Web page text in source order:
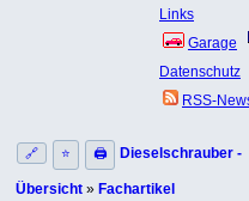
Links
Garage
Datenschutz
RSS-
🔗 ⭐ 🖨 Dieselschrauber -
Übersicht » Fachartikel